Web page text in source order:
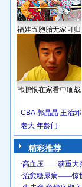
福娃五胞胎无家可归
韩鹏恨在家看中缅战
CBA 郭晶晶 王治郅
老大 年龄门
精彩推荐